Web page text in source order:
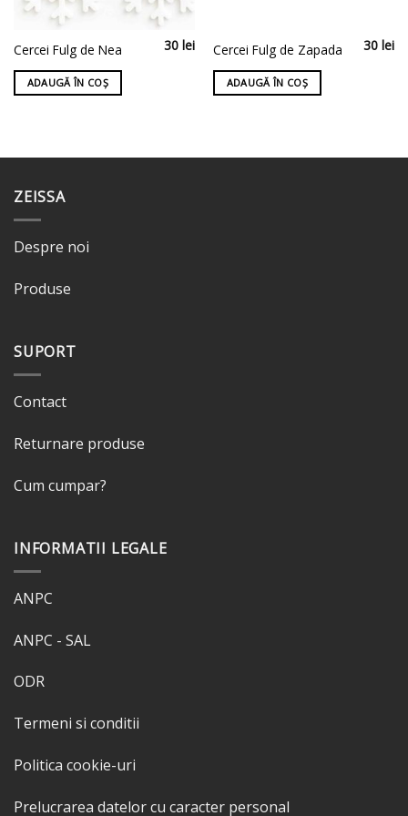
Cercei Fulg de Nea 30lei
ADAUGĂ ÎN COȘ
Cercei Fulg de Zapada 30lei
ADAUGĂ ÎN COȘ
ZEISSA
Despre noi
Produse
SUPORT
Contact
Returnare produse
Cum cumpar?
INFORMATII LEGALE
ANPC
ANPC - SAL
ODR
Termeni si conditii
Politica cookie-uri
Prelucrarea datelor cu caracter personal